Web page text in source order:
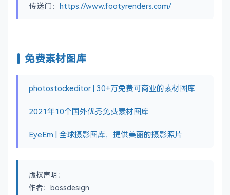
传送门： https://www.footyrenders.com/
免费素材图库
photostockeditor | 30+万免费可商业的素材图库
2021年10个国外优秀免费素材图库
EyeEm | 全球摄影图库，提供美丽的摄影照片
版权声明：
作者：bossdesign